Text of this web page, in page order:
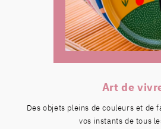
Art de
Des objets pleins de couleurs et de
vos instants de tous